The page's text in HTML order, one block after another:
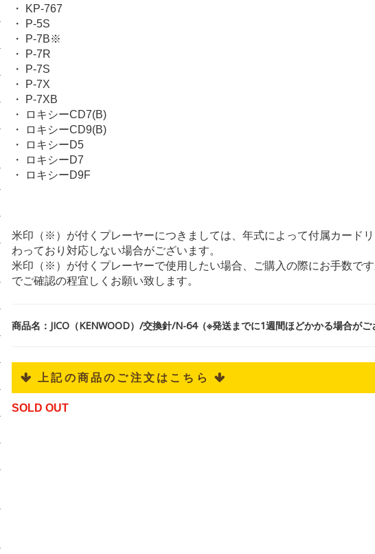
・ KP-767
・ P-5S
・ P-7B※
・ P-7R
・ P-7S
・ P-7X
・ P-7XB
・ ロキシーCD7(B)
・ ロキシーCD9(B)
・ ロキシーD5
・ ロキシーD7
・ ロキシーD9F
米印（※）が付くプレーヤーにつきましては、年式によって付属カード
わっており対応しない場合がございます。
米印（※）が付くプレーヤーで使用したい場合、ご購入の際にお手数です
でご確認の程宜しくお願い致します。
商品名：JICO（KENWOOD）/交換針/N-64（※発送までに1週間ほどかかる場合がご
 上記の商品のご注文はこちら 
SOLD OUT